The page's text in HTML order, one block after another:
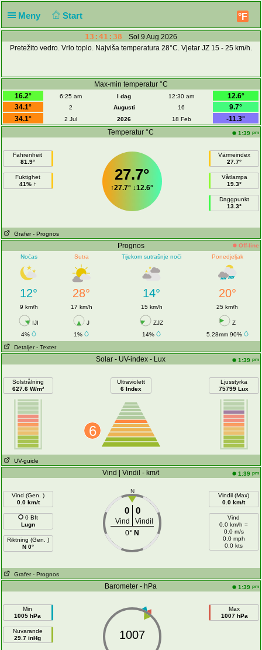
Meny Start °F
13:41:38
Sol 9 Aug 2026
Pretežito vedro. Vrlo toplo. Najviša temperatura 28°C. Vjetar JZ 15 - 25 km/h.
Max-min temperatur °C
16.2°
6:25 am I dag 12:30 am
12.6°
34.1°
2 Augusti 16
9.7°
34.1°
2 Jul 2026 18 Feb
-11.3°
Temperatur °C
1:39 pm
Fahrenheit
81.9°
Fuktighet
41% ↑
27.7°
↑27.7° ↓12.6°
Värmeindex
27.7°
Våtlampa
19.3°
Daggpunkt
13.3°
Grafer - Prognos
Prognos
Off-line
Noćas
Sutra Tijekom sutrašnje noći Ponedjeljak
12° 28° 14° 20°
9 km/h 17 km/h 15 km/h 25 km/h
IJI J ZJZ
Z
4%
1% 14%
5.28mm 90%
Detaljer - Texter
Solar - UV-index - Lux 1:39 pm
Solstrålning
627.6 W/m²
Ultraviolett
6 Index
6
Ljusstyrka
75799 Lux
UV-guide
Vind | Vindil - km/t 1:39 pm
Vind (Gen. )
0.0 km/t
0 Bft
Lugn
Riktning (Gen. )
N 0°
N
0 0
Vind
Vindil
0° N
Vindil (Max)
0.0 km/t
Vind
0.0 km/h =
0.0 m/s
0.0 mph
0.0 kts
Grafer - Prognos
Barometer - hPa 1:39 pm
Min
1005 hPa
Nuvarande
29.7 inHg
1007
Max
1007 hPa